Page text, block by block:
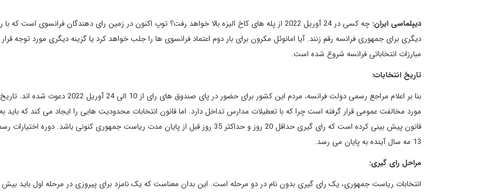
دیپلماسی ایران:
چه کسی در 24 آوریل 2022 از پله های کاخ الیزه بالا خواهد رفت؟ توپ اکنون در زمین رای دهندگان فرانسوی است
دیگری برای جمهوری فرانسه رقم زنند. آیا امانوئل مکرون برای بار دوم اعتماد فرانسوی ها را جلب خواهد کرد یا گزینه دیگری مورد توجه
مبارزات انتخاباتی فرانسه شروع شده است.
تاریخ انتخابات:
بنا بر اعلام مراجع رسمی دولت فرانسه، مردم این کشور برای حضور در پای
مورد مخالفت عمومی قرار گرفته است چرا که با تعطیلات مدارس تداخل دارد. اما قانون انتخابات محدودیت هایی را ایجاد می کند که باید
قانون پیش بینی کرده است که رای گیری حداقل 20 روز و حداکثر 35 روز قبل از پایان مدت ریاست جمهوری کنونی باشد.
13 مه سال آینده به پایان می رسد.
مراحل رای گیری: